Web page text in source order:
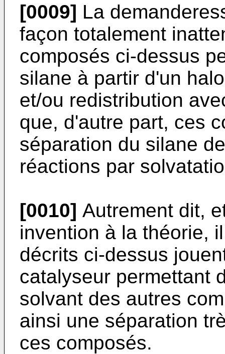
[0009] La
façon totalement
composés ci-dessus
silane à partir d'un
et/ou redistribution
que, d'autre part, ces
séparation du silane
réactions par
[0010] Autrement dit,
invention à la théorie,
décrits ci-dessus
catalyseur permettant
solvant des autres
ainsi une séparation
ces composés.